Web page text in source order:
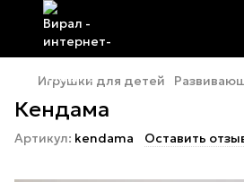
Игрушки для детей
Кендама
Артикул: kendama Оставить